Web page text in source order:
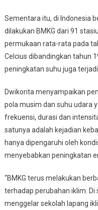
Sementara itu, di Indonesia
dilakukan BMKG dari 91
permukaan rata-rata pada
Celcius dibandingkan tahun
peningkatan suhu juga
Dwikorita menyampaikan
pola musim dan suhu udara
frekuensi, durasi dan
satunya adalah kejadian
hanya dipengaruhi oleh
menyebabkan peningkatan
“BMKG terus melakukan
terhadap perubahan iklim. Di
menggelar sekolah lapang